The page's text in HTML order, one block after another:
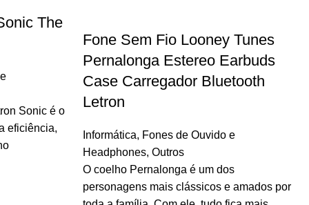
The
Sonic é o
eficiência,
Fone Sem Fio Looney Tunes
Pernalonga Estereo Earbuds
Case Carregador Bluetooth
Letron
Informática, Fones de Ouvido e
Headphones,Outros
O coelho Pernalonga é um dos
personagens mais clássicos e amados por